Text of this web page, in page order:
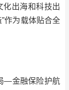
化出海和科技出
作为载体贴合全
—金融保险护航